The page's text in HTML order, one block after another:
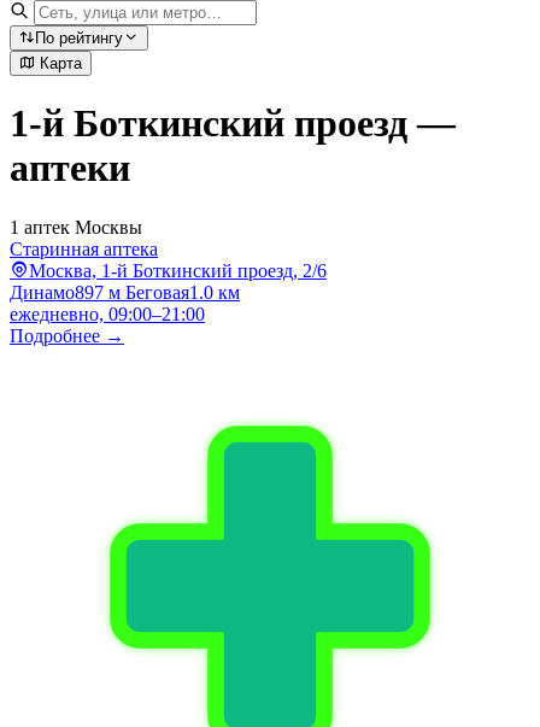
По рейтингу
Карта
1-й Боткинский проезд —
аптеки
1 аптек Москвы
Старинная аптека
Москва, 1-й Боткинский проезд, 2/6
Динамо897 м Беговая1.0 км
ежедневно, 09:00–21:00
Подробнее →